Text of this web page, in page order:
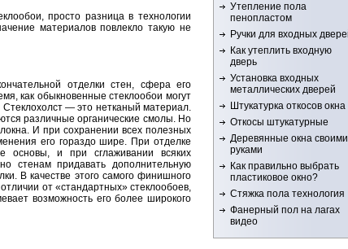
просто разница в технологии
материалов повлекло такую не
отделки стен, сфера его
как обыкновенные стеклообои могут
Стеклохолст — это нетканый материал.
различные органические смолы. Но
И при сохранении всех полезных
его гораздо шире. При отделке
основы, и при сглаживании всяких
стенам придавать дополнительную
В качестве этого самого финишного
от «стандартных» стеклообоев,
возможность его более широкого
Утепление пола
пенопластом
Ручки для входных
Как утеплить входную
дверь
Установка входных
металлических дверей
Штукатурка откосов окна
Откосы штукатурные
Деревянные окна своими
руками
Как правильно выбрать
пластиковое окно?
Стяжка пола технология
Фанерный пол на лагах
видео